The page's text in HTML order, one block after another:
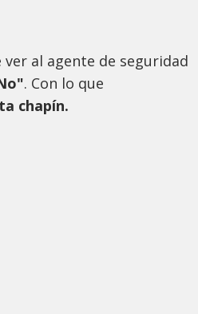
ver al agente de seguridad
. Con lo que
chapín.